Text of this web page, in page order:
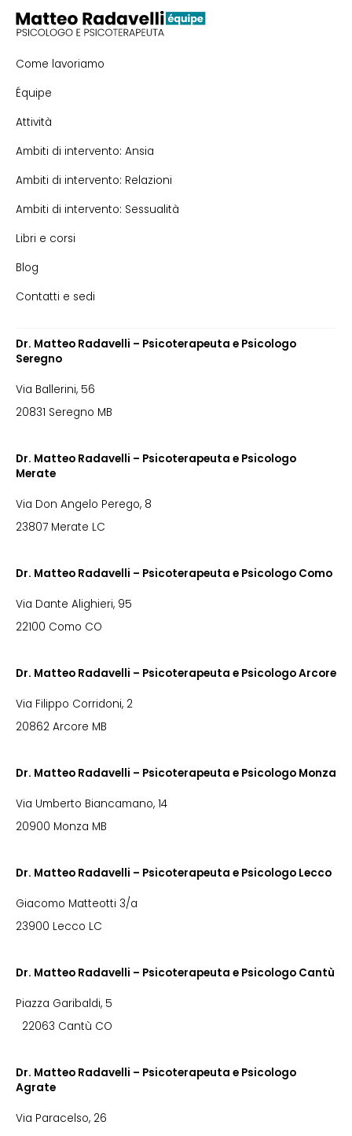
Come lavoriamo
Équipe
Attività
Ambiti di intervento: Ansia
Ambiti di intervento: Relazioni
Ambiti di intervento: Sessualità
Libri e corsi
Blog
Contatti e sedi
Dr. Matteo Radavelli – Psicoterapeuta e Psicologo
Seregno
Via Ballerini, 56
20831 Seregno MB
Dr. Matteo Radavelli – Psicoterapeuta e Psicologo
Merate
Via Don Angelo Perego, 8
23807 Merate LC
Dr. Matteo Radavelli – Psicoterapeuta e Psicologo Como
Via Dante Alighieri, 95
22100 Como CO
Dr. Matteo Radavelli – Psicoterapeuta e Psicologo Arcore
Via Filippo Corridoni, 2
20862 Arcore MB
Dr. Matteo Radavelli – Psicoterapeuta e Psicologo Monza
Via Umberto Biancamano, 14
20900 Monza MB
Dr. Matteo Radavelli – Psicoterapeuta e Psicologo Lecco
Giacomo Matteotti 3/a
23900 Lecco LC
Dr. Matteo Radavelli – Psicoterapeuta e Psicologo Cantù
Piazza Garibaldi, 5
22063 Cantù CO
Dr. Matteo Radavelli – Psicoterapeuta e Psicologo
Agrate
Via Paracelso, 26